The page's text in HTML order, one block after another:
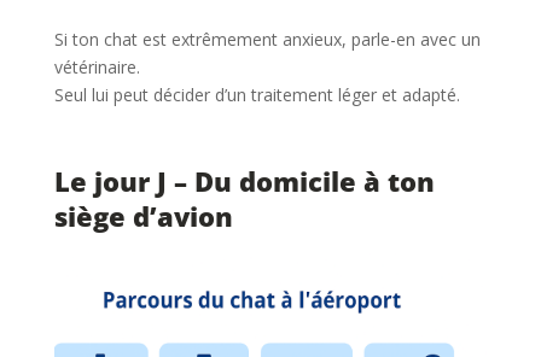
Si ton chat est extrêmement anxieux, parle-en avec un
vétérinaire.
Seul lui peut décider d’un traitement léger et adapté.
Le jour J – Du domicile à ton
siège d’avion